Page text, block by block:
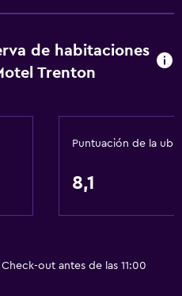
de habitaciones
Trenton
Puntuación de la
8,1
out antes de las 11:00